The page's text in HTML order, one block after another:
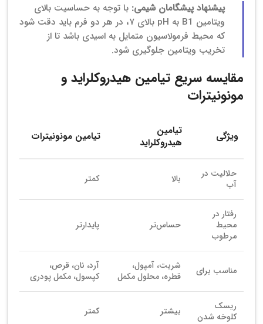
پیشنهاد پیشگامان شیمی: با توجه به حساسیت بالای
ویتامین B1 به pH بالای ۷، در هر دو فرم باید دقت شود
که محیط فرمولاسیون متمایل به اسیدی باشد تا از
تخریب ویتامین جلوگیری شود.
مقایسه سریع تیامین هیدروکلراید و
مونونیترات
ویژگی
تیامین
هیدروکلراید
تیامین مونونیترات
حلالیت در
آب
بالا کمتر
رفتار در
محیط
مرطوب
حساس‌تر پایدارتر
مناسب برای
شربت، آمپول،
قطره، محلول مکمل
آرد، نان، قرص،
کپسول، مکمل پودری
ریسک
کلوخه شدن
بیشتر کمتر